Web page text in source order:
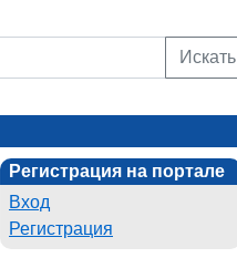
Искать
Регистрация на портале
Вход
Регистрация